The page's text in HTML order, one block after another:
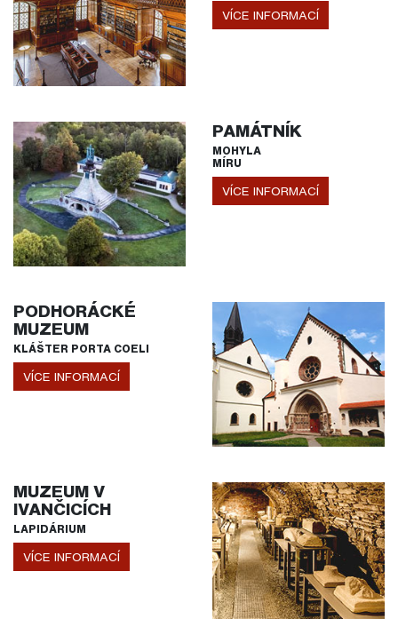
VÍCE INFORMACÍ
PAMÁTNÍK
MOHYLA
MÍRU
VÍCE INFORMACÍ
PODHORÁCKÉ
MUZEUM
KLÁŠTER PORTA COELI
VÍCE INFORMACÍ
MUZEUM V
IVANČICÍCH
LAPIDÁRIUM
VÍCE INFORMACÍ